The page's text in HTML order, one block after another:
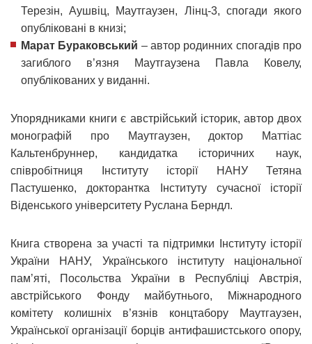
Терезін, Аушвіц, Маутгаузен, Лінц-3, спогади якого
опубліковані в книзі;
Марат Бураковський – автор родинних спогадів про
загиблого в’язня Маутгаузена Павла Ковелу,
опублікованих у виданні.
Упорядниками книги є австрійський історик, автор двох
монографій про Маутгаузен, доктор Маттіас
Кальтенбруннер, кандидатка історичних наук,
співробітниця Інституту історії НАНУ Тетяна
Пастушенко, докторантка Інституту сучасної історії
Віденського університету Руслана Берндл.
Книга створена за участі та підтримки Інституту історії
України НАНУ, Українського інституту національної
пам’яті, Посольства України в Республіці Австрія,
австрійського Фонду майбутнього, Міжнародного
комітету колишніх в’язнів концтабору Маутгаузен,
Української організації борців антифашистського опору,